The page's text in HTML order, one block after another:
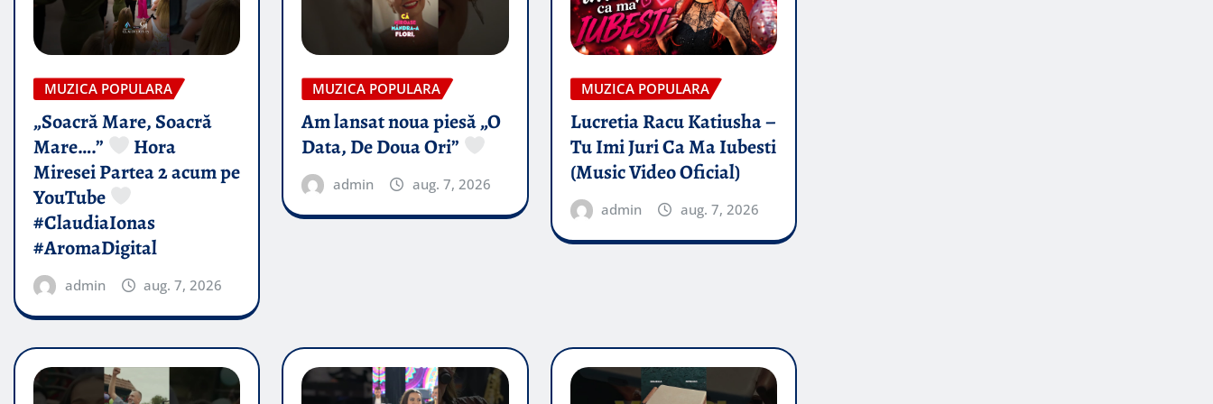
MUZICA POPULARA
„Soacră Mare, Soacră
Mare….”
Hora
Miresei Partea 2 acum pe
YouTube
#ClaudiaIonas
#AromaDigital
admin aug. 7, 2026
MUZICA POPULARA
Am lansat noua piesă „O
Data, De Doua Ori”
admin aug. 7, 2026
MUZICA POPULARA
Lucretia Racu Katiusha –
Tu Imi Juri Ca Ma Iubesti
(Music Video Oficial)
admin aug. 7, 2026